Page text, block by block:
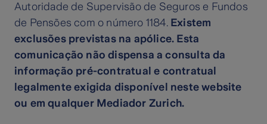
Autoridade de Supervisão de Seguros e Fundos
de Pensões com o número 1184. Existem
exclusões previstas na apólice. Esta
comunicação não dispensa a consulta da
informação pré-contratual e contratual
legalmente exigida disponível neste website
ou em qualquer Mediador Zurich.